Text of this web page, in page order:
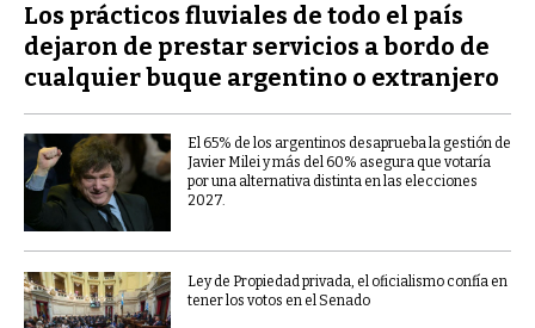
Los prácticos fluviales de todo el país
dejaron de prestar servicios a bordo de
cualquier buque argentino o extranjero
El 65% de los argentinos desaprueba la gestión de
Javier Milei y más del 60% asegura que votaría
por una alternativa distinta en las elecciones
2027.
Ley de Propiedad privada, el oficialismo confía en
tener los votos en el Senado